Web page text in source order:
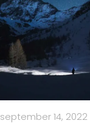
september 14, 2022